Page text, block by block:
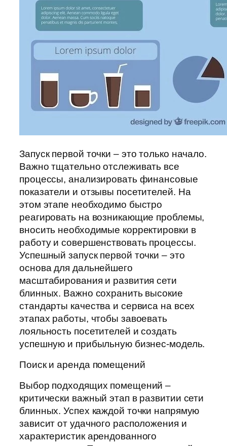
Запуск первой точки – это только начало.
Важно тщательно отслеживать все
процессы, анализировать финансовые
показатели и отзывы посетителей. На
этом этапе необходимо быстро
реагировать на возникающие проблемы,
вносить необходимые корректировки в
работу и совершенствовать процессы.
Успешный запуск первой точки – это
основа для дальнейшего
масштабирования и развития сети
блинных. Важно сохранить высокие
стандарты качества и сервиса на всех
этапах работы, чтобы завоевать
лояльность посетителей и создать
успешную и прибыльную бизнес-модель.
Поиск и аренда помещений
Выбор подходящих помещений –
критически важный этап в развитии сети
блинных. Успех каждой точки напрямую
зависит от удачного расположения и
характеристик арендованного